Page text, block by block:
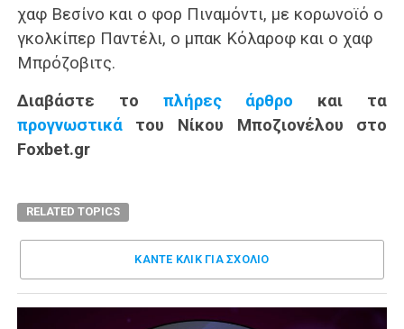
χαφ Βεσίνο και ο φορ Πιναμόντι, με κορωνοϊό ο
γκολκίπερ Παντέλι, ο μπακ Κόλαροφ και ο χαφ
Μπρόζοβιτς.
Διαβάστε το πλήρες άρθρο και τα
προγνωστικάτου Νίκου Μποζιονέλου στο
Foxbet.gr
RELATED TOPICS
ΚΑΝΤΕ ΚΛΊΚ ΓΙΑ ΣΧΌΛΙΟ